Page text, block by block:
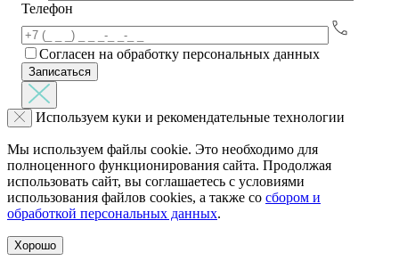
Телефон
Согласен на обработку персональных данных
Используем куки и рекомендательные технологии
Мы используем файлы cookie. Это необходимо для
полноценного функционирования сайта. Продолжая
использовать сайт, вы соглашаетесь с условиями
использования файлов cookies, а также со сбором и
обработкой персональных данных.
Хорошо